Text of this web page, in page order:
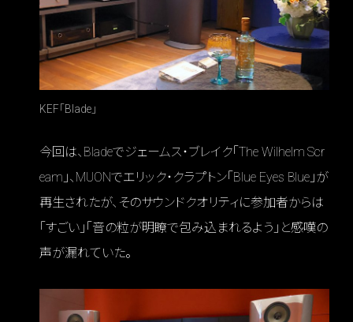
KEF「Blade」
今回は、Bladeでジェームス・ブレイク「The Wilhelm Scr
eam」、MUONでエリック・クラプトン「Blue Eyes Blue」が
再生されたが、そのサウンドクオリティに参加者からは
「すごい」「音の粒が明瞭で包み込まれるよう」と感嘆の
声が漏れていた。